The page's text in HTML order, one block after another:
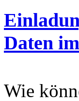
Daten
Wie